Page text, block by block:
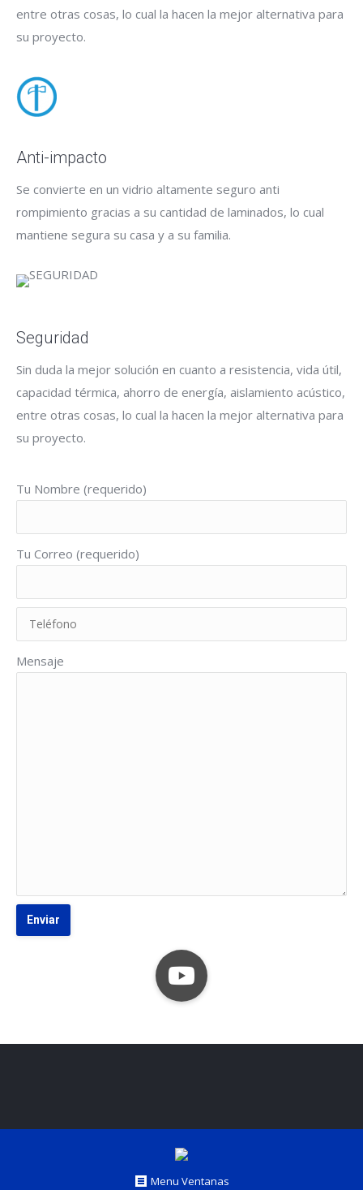
entre otras cosas, lo cual la hacen la mejor alternativa para
su proyecto.
Anti-impacto
Se convierte en un vidrio altamente seguro anti
rompimiento gracias a su cantidad de laminados, lo cual
mantiene segura su casa y a su familia.
Seguridad
Sin duda la mejor solución en cuanto a resistencia, vida útil,
capacidad térmica, ahorro de energía, aislamiento acústico,
entre otras cosas, lo cual la hacen la mejor alternativa para
su proyecto.
Tu Nombre (requerido)
Tu Correo (requerido)
Mensaje
Menu Ventanas